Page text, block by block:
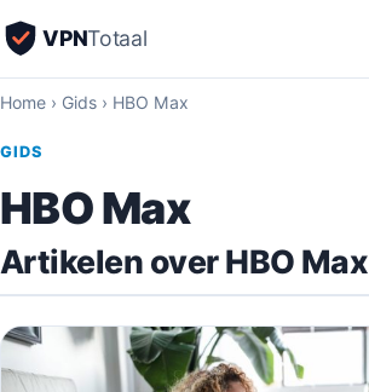
VPNTotaal
Home › Gids › HBO Max
GIDS
HBO Max
Artikelen over HBO Max